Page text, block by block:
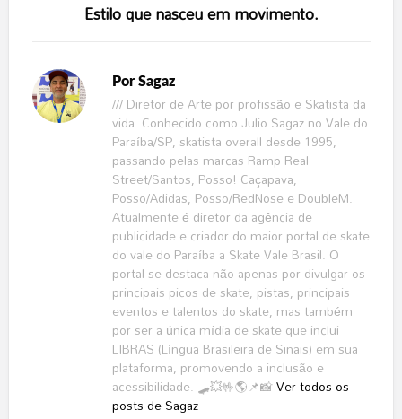
Estilo que nasceu em movimento.
Por Sagaz
/// Diretor de Arte por profissão e Skatista da
vida. Conhecido como Julio Sagaz no Vale do
Paraíba/SP, skatista overall desde 1995,
passando pelas marcas Ramp Real
Street/Santos, Posso! Caçapava,
Posso/Adidas, Posso/RedNose e DoubleM.
Atualmente é diretor da agência de
publicidade e criador do maior portal de skate
do vale do Paraíba a Skate Vale Brasil. O
portal se destaca não apenas por divulgar os
principais picos de skate, pistas, principais
eventos e talentos do skate, mas também
por ser a única mídia de skate que inclui
LIBRAS (Língua Brasileira de Sinais) em sua
plataforma, promovendo a inclusão e
acessibilidade. 🛹💥🤟🌎📌📸Ver todos os
posts de Sagaz